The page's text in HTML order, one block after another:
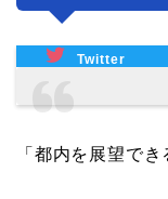
Twitter
「都内を展望で